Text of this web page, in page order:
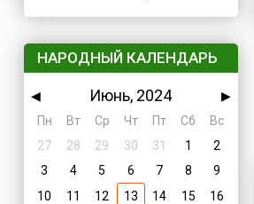
НАРОДНЫЙ КАЛЕНДАРЬ
◀ Июнь, 2024
▶
Пн
Вт Ср Чт Пт Сб
Вс
27
28 29 30 31 1
2
3
4 5 6 7 8
9
10
11 12 13 14 15
16